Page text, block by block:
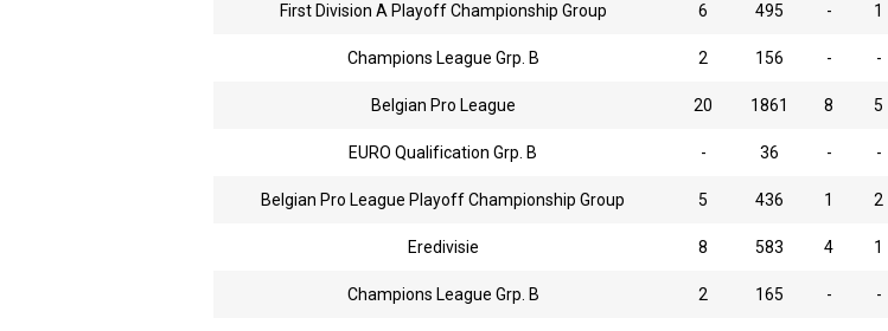
First Division A Playoff Championship Group 6 495 - 1
Champions League Grp. B 2 156 - -
Belgian Pro League 20 1861 8 5
EURO Qualification Grp. B - 36 - -
Belgian Pro League Playoff Championship Group 5 436 1 2
Eredivisie 8 583 4 1
Champions League Grp. B 2 165 - -